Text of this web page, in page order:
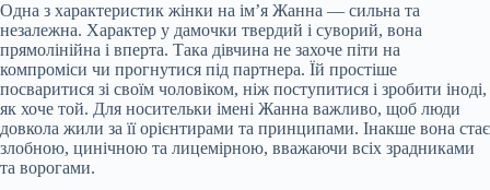
Одна з характеристик жінки на ім’я Жанна — сильна та
незалежна. Характер у дамочки твердий і суворий, вона
прямолінійна і вперта. Така дівчина не захоче піти на
компроміси чи прогнутися під партнера. Їй простіше
посваритися зі своїм чоловіком, ніж поступитися і зробити іноді,
як хоче той. Для носительки імені Жанна важливо, щоб люди
довкола жили за її орієнтирами та принципами. Інакше вона стає
злобною, цинічною та лицемірною, вважаючи всіх зрадниками
та ворогами.